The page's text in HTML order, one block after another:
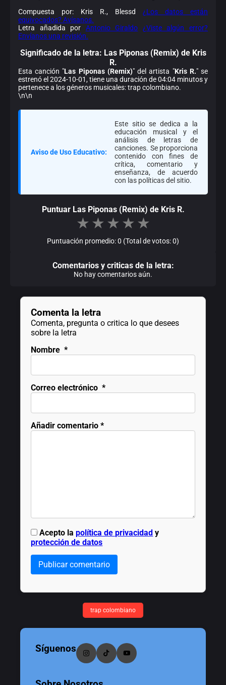
Compuesta por: Kris R., Blessd ¿Los datos están
equivocados? Avísanos.
Letra añadida por Antonio Giraldo
¿Viste algún error?
Envíanos una revisión.
Significado de la letra: Las Piponas (Remix) de Kris
R.
Esta canción "Las Piponas (Remix)" del artista "Kris R." se
estrenó el 2024-10-01, tiene una duración de 04:04 minutos y
pertenece a los géneros musicales: trap colombiano.
\n\n
Aviso de Uso Educativo:
Este sitio se dedica a la
educación musical y el
análisis de letras de
canciones. Se proporciona
contenido con fines de
crítica, comentario y
enseñanza, de acuerdo
con las políticas del sitio.
Puntuar Las Piponas (Remix) de Kris R.
★ ★ ★ ★ ★
Puntuación promedio: 0 (Total de votos: 0)
Comentarios y criticas de la letra:
No hay comentarios aún.
Comenta la letra
Comenta, pregunta o critica lo que desees
sobre la letra
Nombre *
Correo electrónico *
Añadir comentario *
Acepto lapolítica de privacidad y
protección de datos
Publicar comentario
trap colombiano
Síguenos